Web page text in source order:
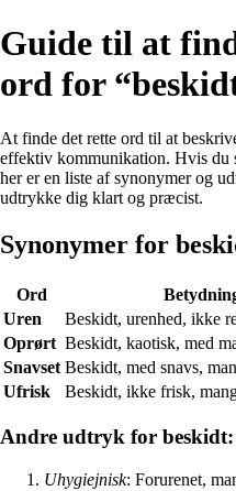
Guide til at
ord for
At finde det rette ord til at
effektiv kommunikation. Hvis du
her er en liste af synonymer og
udtrykke dig klart og præcist.
Synonymer for
Ord
Uren
Beskidt, urenhed, ikke
Oprørt Beskidt, kaotisk, med
Snavset Beskidt, med snavs,
Ufrisk
Beskidt, ikke frisk,
Andre udtryk for beskidt:
Uhygiejnisk: Forurenet,